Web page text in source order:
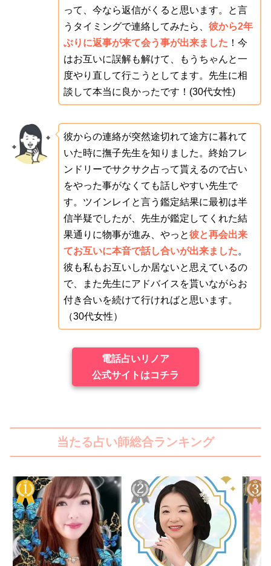
って、今なら返信がくると思います。と言
うタイミングで連絡してみたら、 彼から2年
ぶりに返事が来て会う事が出来ました ！今
はお互いに誤解も解けて、もうちゃんと一
度やり直して行こうとしてます。先生に相
談して本当に良かったです！(30代女性)
彼からの連絡が突然途切れて途方に暮れて
いた時に撫子先生を知りました。終始フレ
ンドリーでサクサク占って貰えるので占い
をやった事がなくても話しやすい先生で
す。ツインレイと言う鑑定結果に最初は半
信半疑でしたが、先生が鑑定してくれた結
果通りに物事が進み、やっと彼と再会出来
てお互いに本音で話し合いが出来ました。
彼も私もお互いしか居ないと思えているの
で、また先生にアドバイスを貰いながらお
付き合いを続けて行ければと思います。
（30代女性）
電話占いリノア
公式サイトはコチラ
当たる占い師総合ランキング